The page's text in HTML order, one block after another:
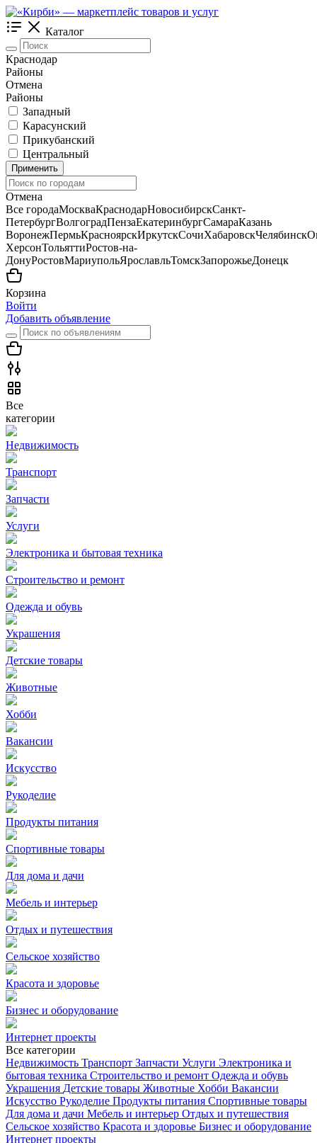
Каталог
Краснодар
Районы
Отмена
Районы
Западный
Карасунский
Прикубанский
Центральный
Применить
Отмена
Все городаМоскваКраснодарНовосибирскСанкт-
ПетербургВолгоградПензаЕкатеринбургСамараКазань
ВоронежПермьКрасноярскИркутскСочиХабаровскЧелябинск
ХерсонТольяттиРостов-на-
ДонуРостовМариупольЯрославльТомскЗапорожьеДонецк
Корзина
Войти
Добавить объявление
Все
категории
Недвижимость
Транспорт
Запчасти
Услуги
Электроника и бытовая техника
Строительство и ремонт
Одежда и обувь
Украшения
Детские товары
Животные
Хобби
Вакансии
Искусство
Рукоделие
Продукты питания
Спортивные товары
Для дома и дачи
Мебель и интерьер
Отдых и путешествия
Сельское хозяйство
Красота и здоровье
Бизнес и оборудование
Интернет проекты
Все категории
Недвижимость Транспорт Запчасти Услуги Электроника и
бытовая техника Строительство и ремонт Одежда и обувь
Украшения Детские товары Животные Хобби Вакансии
Искусство Рукоделие Продукты питания Спортивные товары
Для дома и дачи Мебель и интерьер Отдых и путешествия
Сельское хозяйство Красота и здоровье Бизнес и оборудование
Интернет проекты